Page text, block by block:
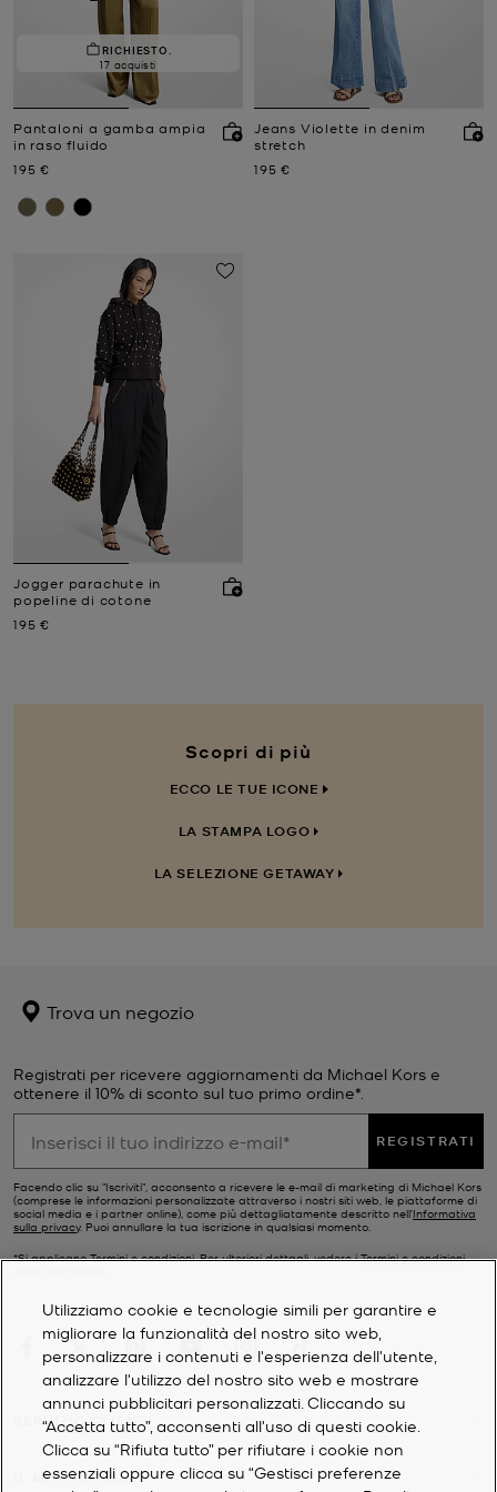
RICHIESTO.
17 acquisti
Pantaloni a gamba ampia
in raso fluido
Prezzo attuale
195 €
Jeans Violette in denim
stretch
Prezzo attuale
195 €
Jogger parachute in
popeline di cotone
Prezzo attuale
195 €
Scopri di più
ECCO LE TUE ICONE
LA STAMPA LOGO
LA SELEZIONE GETAWAY
Trova un negozio
Registrati per ricevere aggiornamenti da Michael Kors e
ottenere il 10% di sconto sul tuo primo ordine*.
REGISTRATI
Facendo clic su "Iscriviti", acconsento a ricevere le e-mail di marketing di Michael Kors
(comprese le informazioni personalizzate attraverso i nostri siti web, le piattaforme di
social media e i partner online), come più dettagliatamente descritto nell’Informativa
sulla privacy. Puoi annullare la tua iscrizione in qualsiasi momento.
*Si applicano Termini e condizioni. Per ulteriori dettagli, vedere iTermini e condizioni
SERVIZIO CLIENTI
IL MIO ACCOUNT
Utilizziamo cookie e tecnologie simili per garantire e
migliorare la funzionalità del nostro sito web,
personalizzare i contenuti e l'esperienza dell'utente,
analizzare l'utilizzo del nostro sito web e mostrare
annunci pubblicitari personalizzati. Cliccando su
“Accetta tutto”, acconsenti all'uso di questi cookie.
Clicca su “Rifiuta tutto” per rifiutare i cookie non
essenziali oppure clicca su “Gestisci preferenze